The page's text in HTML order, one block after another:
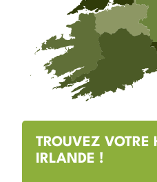
TROUVEZ VOTRE
IRLANDE !